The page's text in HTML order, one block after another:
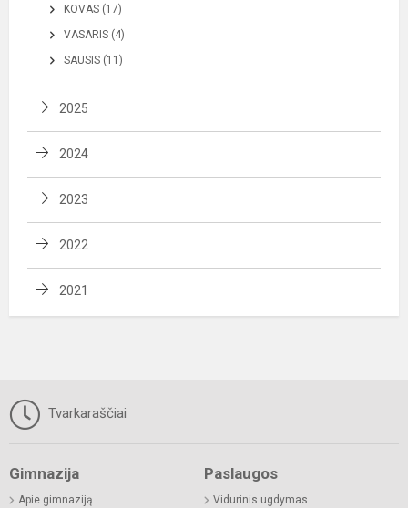
KOVAS (17)
VASARIS (4)
SAUSIS (11)
2025
2024
2023
2022
2021
Tvarkaraščiai
Gimnazija
Apie gimnaziją
Paslaugos
Vidurinis ugdymas